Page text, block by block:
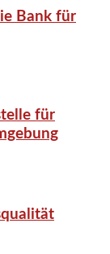
Bank für
für